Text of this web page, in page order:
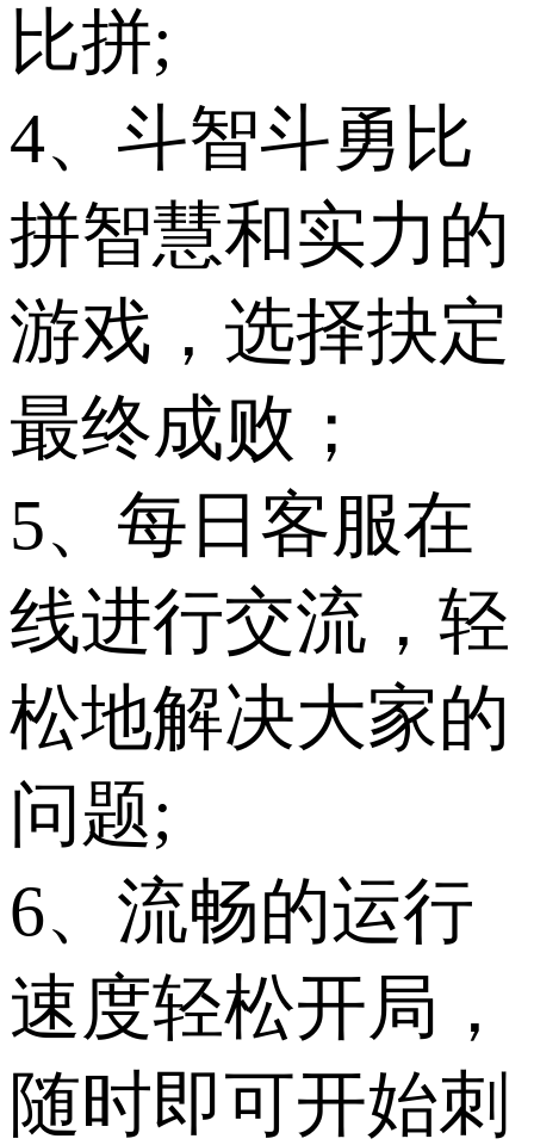
比拼;
4、斗智斗勇比
拼智慧和实力的
游戏，选择抉定
最终成败；
5、每日客服在
线进行交流，轻
松地解决大家的
问题;
6、流畅的运行
速度轻松开局，
随时即可开始刺